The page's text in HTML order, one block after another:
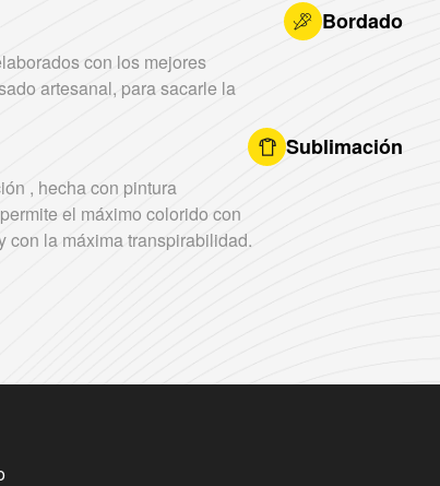
Bordado
con los mejores
artesanal, para sacarle la
Sublimación
, hecha con pintura
el máximo colorido con
con la máxima transpirabilidad.